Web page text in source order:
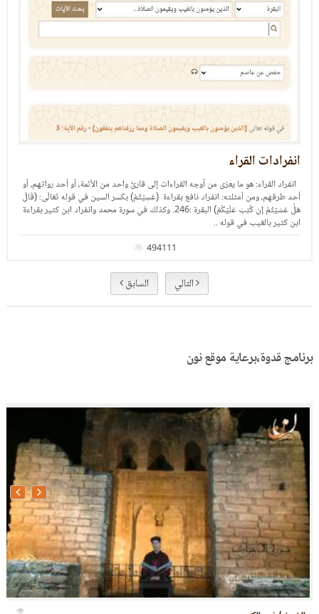
التعريف بالعشر الصغرى
العشر الصغرى: برنامج الكتروني في القراءات العشر من طريق الشاطبية والدرة ويقوم على
إخراج الخلاف والاتفاق والانفراد بين القراء العشر في الأصول والفروش (أي في القواعد
والكلمات القرآنية) ويحتوي على عدة محاور: الخلافات بين القراء، طرق الأداء، كلمات
الخلاف بين القراء، مقارنة بين خلافات القراء، مقارنة بين طرق الأداء، وعرض للمصحف ..
216863
التالي السابق
برنامج قدوة،برعاية موقع نون